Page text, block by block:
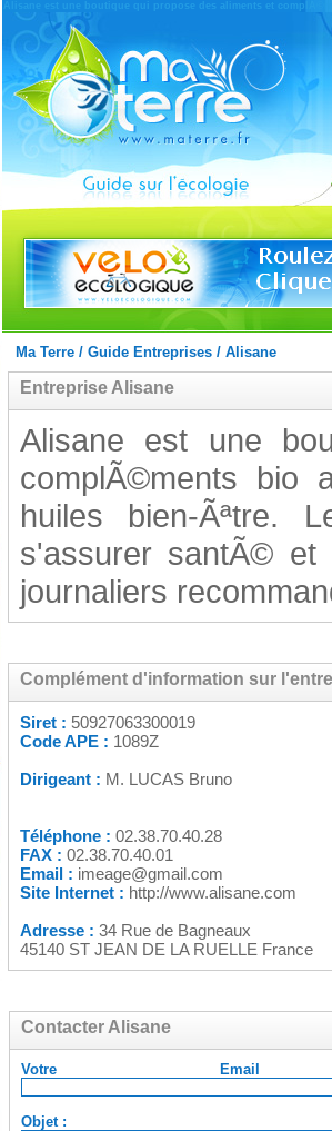
Alisane est une boutique qui propose des aliments et
Ma Terre/ Guide Entreprises/ Alisane
Entreprise Alisane
Alisane est une
complÃ©ments bio
huiles bien-Ãªtre.
s'assurer santÃ©
journaliers
Complément d'information sur
Siret : 50927063300019
Code APE : 1089Z
Dirigeant : M. LUCAS Bruno
Téléphone : 02.38.70.40.28
FAX : 02.38.70.40.01
Email : imeage@gmail.com
Site Internet : http://www.alisane.com
Adresse : 34 Rue de Bagneaux
45140 ST JEAN DE LA RUELLE France
Contacter Alisane
Votre
Objet :